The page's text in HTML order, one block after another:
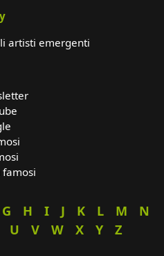
artisti emergenti
G H I J K L M
N
U V W X Y Z